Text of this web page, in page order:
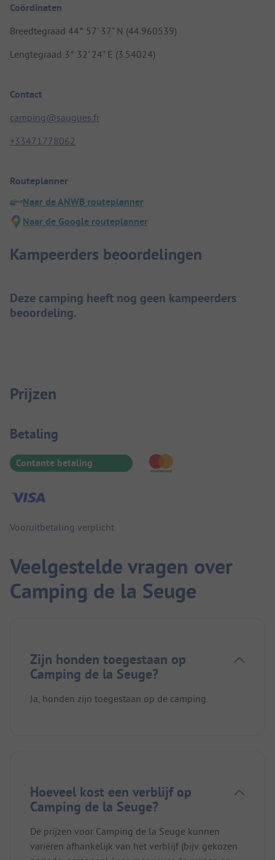
Coördinaten
Breedtegraad 44° 57' 37" N (44.960539)
Lengtegraad 3° 32' 24" E (3.54024)
Contact
camping@saugues.fr
+33471778062
Routeplanner
Naar de ANWB routeplanner
Naar de Google routeplanner
Kampeerders beoordelingen
Deze camping heeft nog geen kampeerders
beoordeling.
Prijzen
Betaalinformatie
Betaling
Contante betaling
Vooruitbetaling verplicht
Veelgestelde vragen over
Camping de la Seuge
Zijn honden toegestaan op
Camping de la Seuge?
Ja, honden zijn toegestaan op de camping.
Hoeveel kost een verblijf op
Camping de la Seuge?
De prijzen voor Camping de la Seuge kunnen
variëren afhankelijk van het verblijf (bijv. gekozen